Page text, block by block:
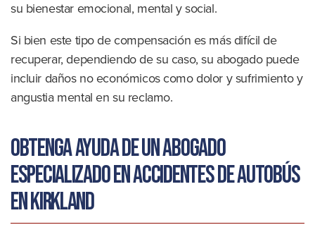
su bienestar emocional, mental y social.
Si bien este tipo de compensación es más difícil de
recuperar, dependiendo de su caso, su abogado puede
incluir daños no económicos como dolor y sufrimiento y
angustia mental en su reclamo.
Obtenga ayuda de un abogado
especializado en accidentes de autobús
en Kirkland